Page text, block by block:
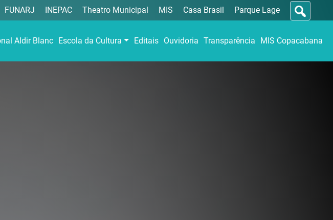
FUNARJ INEPAC Theatro Municipal MIS Casa Brasil Parque Lage
Aldir Blanc Escola da Cultura Editais Ouvidoria Transparência MIS Copacabana